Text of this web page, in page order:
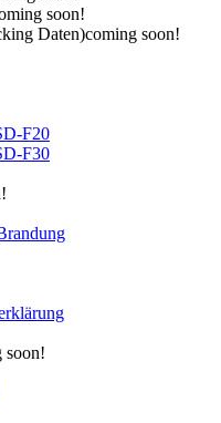
soon!
Daten)coming soon!
F20
F30
soon!